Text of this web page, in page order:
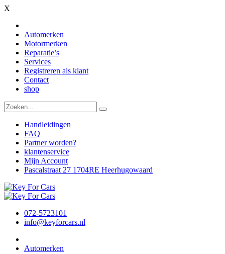
X
Automerken
Motormerken
Reparatie’s
Services
Registreren als klant
Contact
shop
Handleidingen
FAQ
Partner worden?
klantenservice
Mijn Account
Pascalstraat 27 1704RE Heerhugowaard
072-5723101
info@keyforcars.nl
Automerken